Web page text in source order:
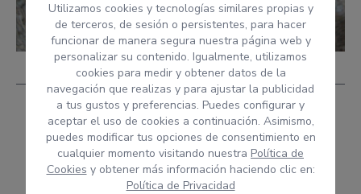
Utilizamos cookies y tecnologías similares propias y
de terceros, de sesión o persistentes, para hacer
funcionar de manera segura nuestra página web y
personalizar su contenido. Igualmente, utilizamos
cookies para medir y obtener datos de la
navegación que realizas y para ajustar la publicidad
a tus gustos y preferencias. Puedes configurar y
aceptar el uso de cookies a continuación. Asimismo,
puedes modificar tus opciones de consentimiento en
cualquier momento visitando nuestra Política de
Cookies y obtener más información haciendo clic en:
Política de Privacidad